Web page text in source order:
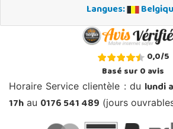
Langues:
0,0/5
Basé sur0avis
Horaire Service clientèle : du lundi
17h au 0176 541 489 (jours